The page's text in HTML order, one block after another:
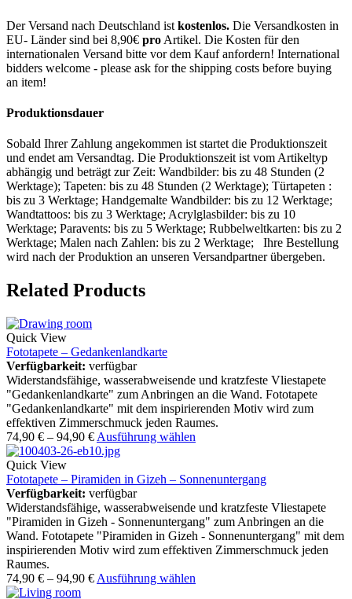
Der Versand nach Deutschland ist kostenlos. Die Versandkosten in
EU- Länder sind bei 8,90€ pro Artikel. Die Kosten für den
internationalen Versand bitte vor dem Kauf anfordern! International
bidders welcome - please ask for the shipping costs before buying
an item!
Produktionsdauer
Sobald Ihrer Zahlung angekommen ist startet die Produktionszeit
und endet am Versandtag. Die Produktionszeit ist vom Artikeltyp
abhängig und beträgt zur Zeit: Wandbilder: bis zu 48 Stunden (2
Werktage); Tapeten: bis zu 48 Stunden (2 Werktage); Türtapeten :
bis zu 3 Werktage; Handgemalte Wandbilder: bis zu 12 Werktage;
Wandtattoos: bis zu 3 Werktage; Acrylglasbilder: bis zu 10
Werktage; Paravents: bis zu 5 Werktage; Rubbelweltkarten: bis zu 2
Werktage; Malen nach Zahlen: bis zu 2 Werktage; Ihre Bestellung
wird nach der Produktion an unseren Versandpartner übergeben.
Related Products
Quick View
Fototapete – Gedankenlandkarte
Verfügbarkeit: verfügbar
Widerstandsfähige, wasserabweisende und kratzfeste Vliestapete
"Gedankenlandkarte" zum Anbringen an die Wand. Fototapete
"Gedankenlandkarte" mit dem inspirierenden Motiv wird zum
effektiven Zimmerschmuck jeden Raumes.
74,90 € – 94,90 € Ausführung wählen
Quick View
Fototapete – Piramiden in Gizeh – Sonnenuntergang
Verfügbarkeit: verfügbar
Widerstandsfähige, wasserabweisende und kratzfeste Vliestapete
"Piramiden in Gizeh - Sonnenuntergang" zum Anbringen an die
Wand. Fototapete "Piramiden in Gizeh - Sonnenuntergang" mit dem
inspirierenden Motiv wird zum effektiven Zimmerschmuck jeden
Raumes.
74,90 € – 94,90 € Ausführung wählen